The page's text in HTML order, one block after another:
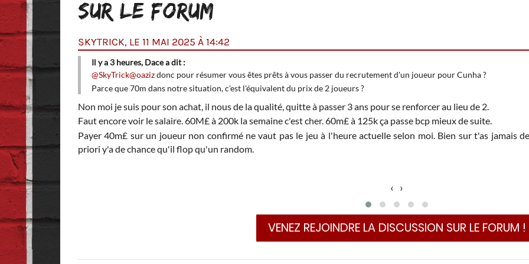
SUR LE FORUM
est sensé être
qu'on doit
SKYTRICK, LE 11 MAI 2025 À 14:42
Il y a 3 heures, Dace a dit :
@SkyTrick@oazizdonc pour résumer vous êtes prêts à vous passer du recrutement d'un joueur pour Cunha ?
Parce que 70m dans notre situation, c'est l'équivalent du prix de 2 joueurs ?
Non moi je suis pour son achat, il nous de la qualité, quitte à passer 3 ans pour se renforcer au lieu de 2.
Faut encore voir le salaire. 60M£ à 200k la semaine c'est cher. 60m£ à 125k ça passe bcp mieux de suite.
Payer 40m£ sur un joueur non confirmé ne vaut pas le jeu à l'heure actuelle selon moi. Bien sur t'as jamais
priori y'a de chance qu'il flop qu'un random.
‹ ›
VENEZ REJOINDRE LA DISCUSSION SUR LE FORUM !